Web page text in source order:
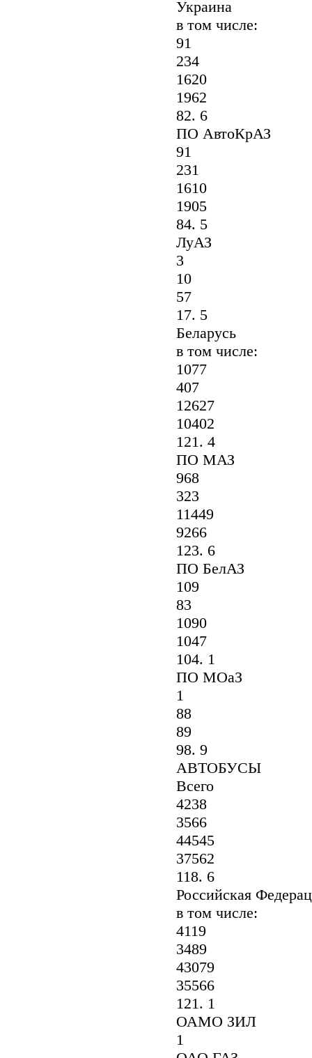
Украина
в том числе:
91
234
1620
1962
82. 6
ПО АвтоКрАЗ
91
231
1610
1905
84. 5
ЛуАЗ
3
10
57
17. 5
Беларусь
в том числе:
1077
407
12627
10402
121. 4
ПО МАЗ
968
323
11449
9266
123. 6
ПО БелАЗ
109
83
1090
1047
104. 1
ПО МОаЗ
1
88
89
98. 9
АВТОБУСЫ
Всего
4238
3566
44545
37562
118. 6
Российская
в том числе:
4119
3489
43079
35566
121. 1
ОАМО ЗИЛ
1